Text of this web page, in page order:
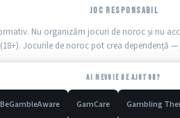
JOC RESPONSABIL
Nu organizăm jocuri de noroc și nu
(18+). Jocurile de noroc pot crea dependență
AI NEVOIE DE AJUTOR?
BeGambleAware GamCare Gambling